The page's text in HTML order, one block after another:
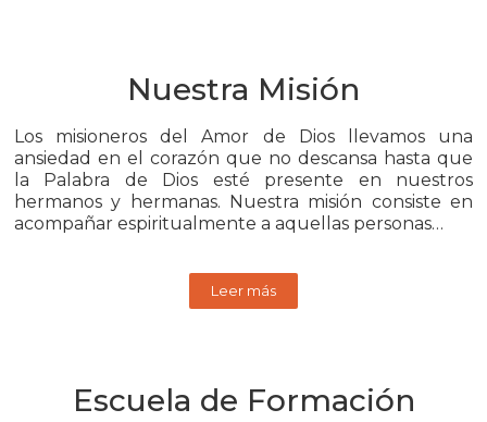
Nuestra Misión
Los misioneros del Amor de Dios llevamos una
ansiedad en el corazón que no descansa hasta que
la Palabra de Dios esté presente en nuestros
hermanos y hermanas. Nuestra misión consiste en
acompañar espiritualmente a aquellas personas…
Leer más
Escuela de Formación